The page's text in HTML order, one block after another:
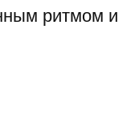
ритмом и